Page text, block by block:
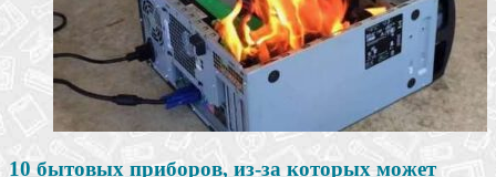
10 бытовых приборов, из-за которых может